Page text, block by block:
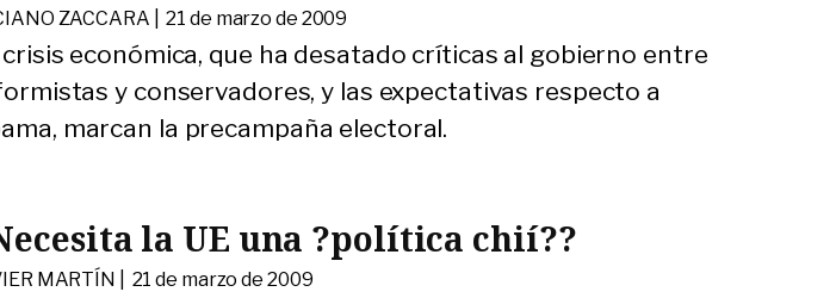
ZACCARA |21 de marzo de 2009
crisis económica, que ha desatado críticas al gobierno entre
y conservadores, y las expectativas respecto a
marcan la precampaña electoral.
la UE una ?política chií??
MARTÍN | 21 de marzo de 2009